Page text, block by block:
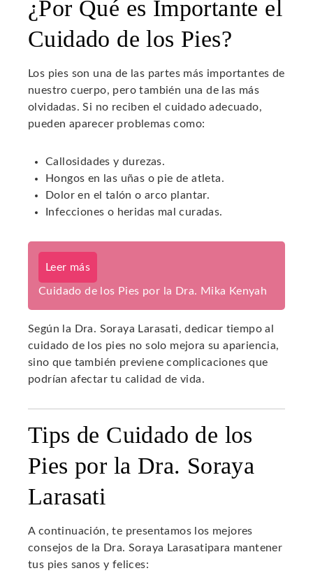
¿Por Qué es Importante el
Cuidado de los Pies?
Los pies son una de las partes más importantes de
nuestro cuerpo, pero también una de las más
olvidadas. Si no reciben el cuidado adecuado,
pueden aparecer problemas como:
Callosidades y durezas.
Hongos en las uñas o pie de atleta.
Dolor en el talón o arco plantar.
Infecciones o heridas mal curadas.
Leer más
Cuidado de los Pies por la Dra. Mika Kenyah
Según la Dra. Soraya Larasati, dedicar tiempo al
cuidado de los pies no solo mejora su apariencia,
sino que también previene complicaciones que
podrían afectar tu calidad de vida.
Tips de Cuidado de los
Pies por la Dra. Soraya
Larasati
A continuación, te presentamos los mejores
consejos de la Dra. Soraya Larasatipara mantener
tus pies sanos y felices: